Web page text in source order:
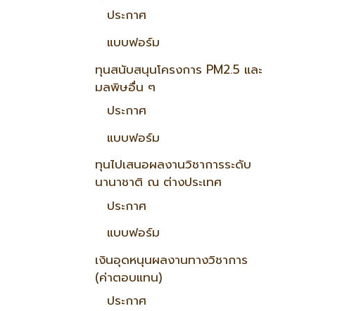
ประกาศ
แบบฟอร์ม
ทุนสนับสนุนโครงการ PM2.5 และ
มลพิษอื่น ๆ
ประกาศ
แบบฟอร์ม
ทุนไปเสนอผลงานวิชาการระดับ
นานาชาติ ณ ต่างประเทศ
ประกาศ
แบบฟอร์ม
เงินอุดหนุนผลงานทางวิชาการ
(ค่าตอบแทน)
ประกาศ